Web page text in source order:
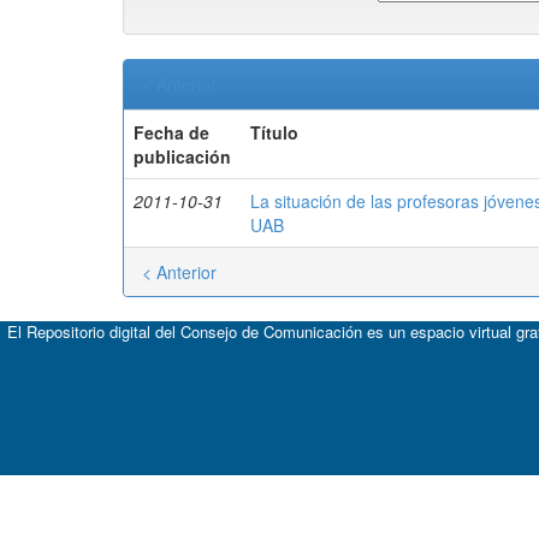
Fecha de
publicación
Título
2011-10-31
La situación de las profesoras
UAB
< Anterior
El Repositorio digital del Consejo de Comunicación es un espacio virtual